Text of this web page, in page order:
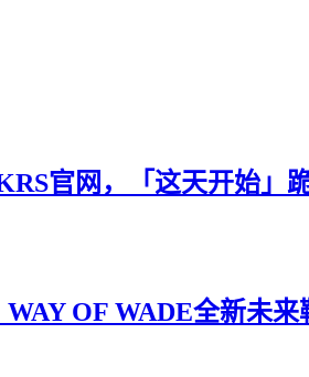
官网，「这天开始」
OF WADE全新未来